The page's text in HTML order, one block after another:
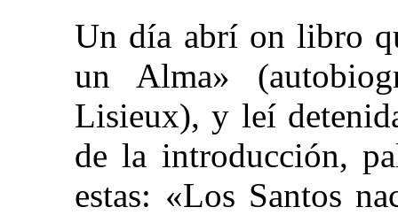
Un día abrí on libro
un Alma»
Lisieux), y leí
de la introducción,
estas: «Los Santos